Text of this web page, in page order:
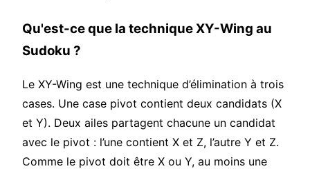
Qu'est-ce que la technique XY-Wing au
Sudoku ?
Le XY-Wing est une technique d’élimination à trois
cases. Une case pivot contient deux candidats (X
et Y). Deux ailes partagent chacune un candidat
avec le pivot : l’une contient X et Z, l’autre Y et Z.
Comme le pivot doit être X ou Y, au moins une